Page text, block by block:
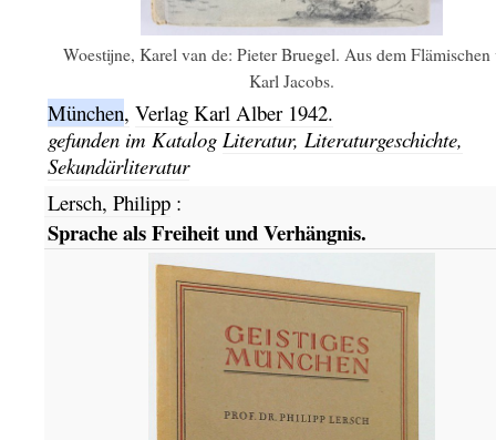
Woestijne, Karel van de: Pieter Bruegel. Aus dem Flämischen
Karl Jacobs.
München, Verlag Karl Alber 1942.
gefunden im Katalog Literatur, Literaturgeschichte,
Sekundärliteratur
Lersch, Philipp:
Sprache als Freiheit und Verhängnis.